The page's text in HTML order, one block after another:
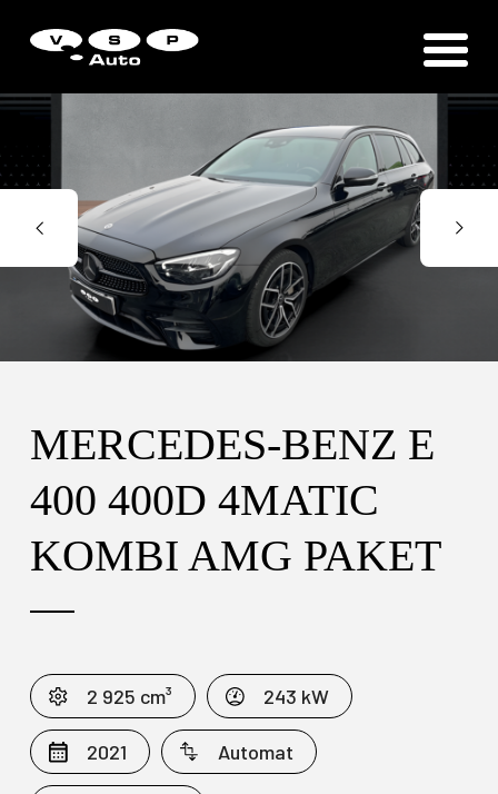
MERCEDES-BENZ E
400 400D 4MATIC
KOMBI AMG PAKET
2 925 cm³ 243 kW
2021 Automat
Zákaznická podpora
Vítejte u VSP Auto s.r.o.